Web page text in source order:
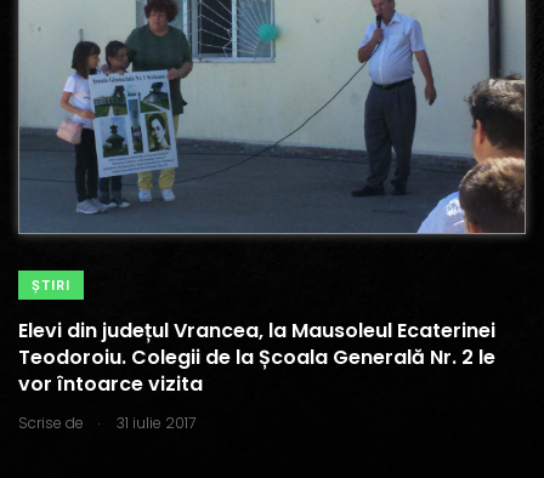
ŞTIRI
Elevi din județul Vrancea, la Mausoleul Ecaterinei
Teodoroiu. Colegii de la Școala Generală Nr. 2 le
vor întoarce vizita
Scrise de . 31 iulie 2017